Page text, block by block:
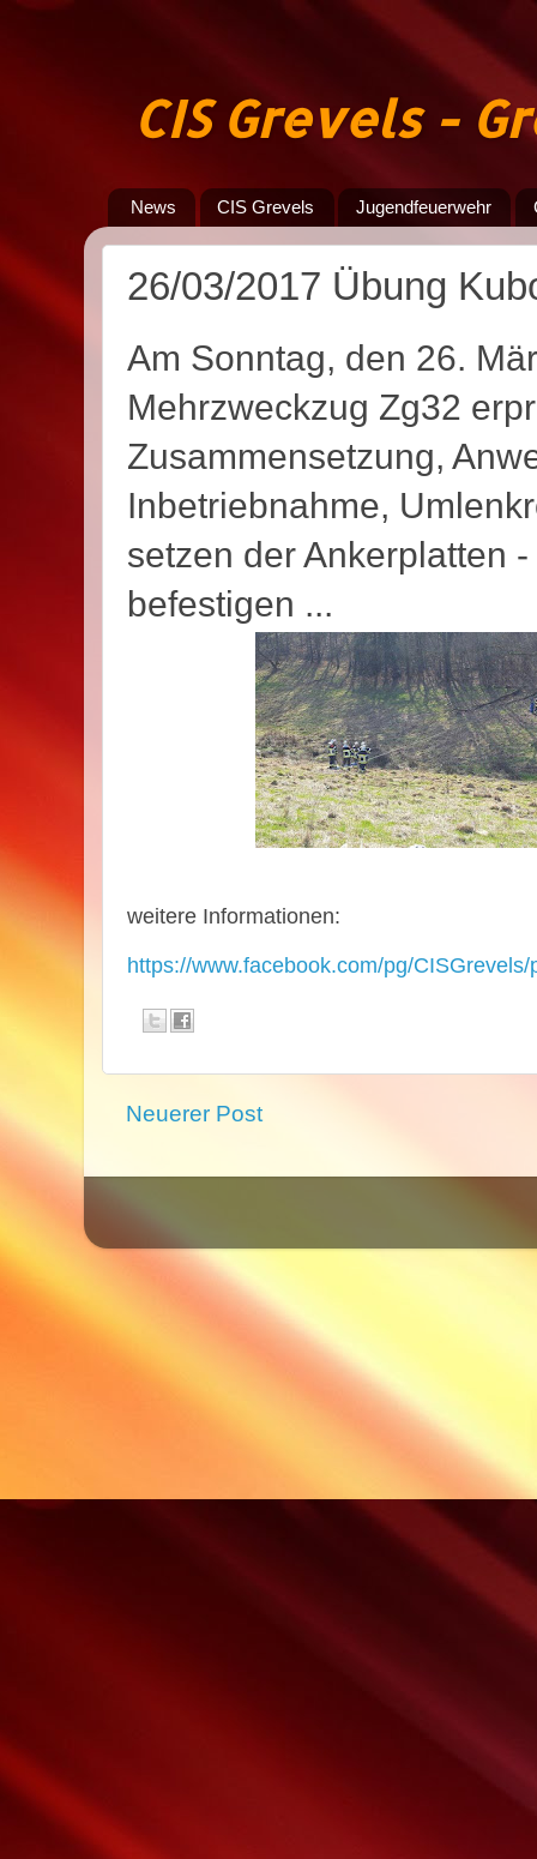
CIS Grevels -
News CIS Grevels Jugendfeuerwehr
26/03/2017 Übung
Am Sonntag, den 26.
Mehrzweckzug Zg32
Zusammensetzung,
Inbetriebnahme,
setzen der Ankerplatten
befestigen ...
weitere Informationen:
https://www.facebook.com/pg/
Neuerer Post